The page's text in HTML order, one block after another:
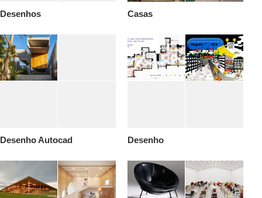
Desenhos Casas
Desenho Autocad Desenho